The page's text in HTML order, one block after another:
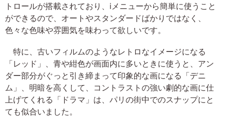
トロールが搭載されており、iメニューから簡単に使うこと
ができるので、オートやスタンダードばかりではなく、
色々な色味や雰囲気を味わって欲しいです。
特に、古いフィルムのようなレトロなイメージになる
「レッド」、青や紺色が画面内に多いときに使うと、アン
ダー部分がぐっと引き締まって印象的な画になる「デニ
ム」、明暗を高くして、コントラストの強い劇的な画に仕
上げてくれる「ドラマ」は、パリの街中でのスナップにと
ても似合いました。